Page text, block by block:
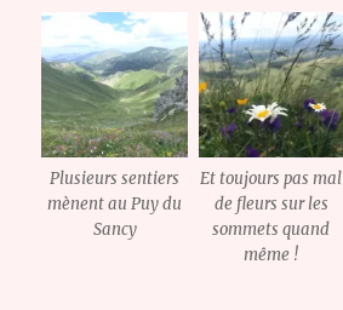
Plusieurs sentiers
mènent au Puy du
Sancy
Et toujours pas mal
de fleurs sur les
sommets quand
même !